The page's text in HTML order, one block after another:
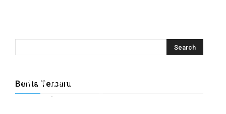
Berita Terbaru
Hyrox Training x Extracuriculer Exhabition
Tugasku -